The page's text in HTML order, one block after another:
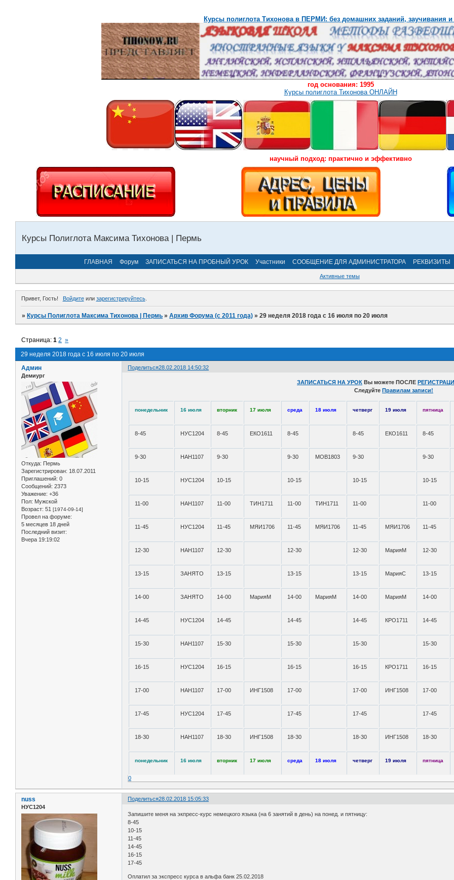
Курсы полиглота Тихонова в ПЕРМИ: без домашних заданий, заучивания и
год основания: 1995
Курсы полиглота Тихонова ОНЛАЙН
научный подход: практично и эффективно
Курсы Полиглота Максима Тихонова | Пермь
ГЛАВНАЯ Форум ЗАПИСАТЬСЯ НА ПРОБНЫЙ УРОК Участники СООБЩЕНИЕ ДЛЯ АДМИНИСТРАТОРА РЕКВИЗИТЫ
Активные темы
Привет, Гость! Войдитеили зарегистрируйтесь.
»Курсы Полиглота Максима Тихонова | Пермь »Архив Форума (с 2011 года) »29 неделя 2018 года с 16 июля по 20 июля
29 неделя 2018 года с 16 июля по 20 июля
Страница:1 2 »
Поделиться28.02.2018 14:50:32
Админ
Демиург
Откуда: Пермь
Зарегистрирован: 18.07.2011
Приглашений: 0
Сообщений: 2373
Уважение: +36
Пол: Мужской
Возраст: 51 [1974-09-14]
Провел на форуме:
5 месяцев 18 дней
Последний визит:
Вчера 19:19:02
ЗАПИСАТЬСЯ НА УРОК Вы можете ПОСЛЕ
Следуйте Правилам записи!
понедельник 16 июля вторник 17 июля среда 18 июля четверг 19 июля пятница
8-45 НУС1204 8-45 ЕКО1611 8-45 8-45 ЕКО1611 8-45
9-30 НАН1107 9-30 9-30 МОВ1803 9-30 9-30
10-15 НУС1204 10-15 10-15 10-15 10-15
11-00 НАН1107 11-00 ТИН1711 11-00 ТИН1711 11-00 11-00
11-45 НУС1204 11-45 МЯИ1706 11-45 МЯИ1706 11-45 МЯИ1706 11-45
12-30 НАН1107 12-30 12-30 12-30 МарияМ 12-30
13-15 ЗАНЯТО 13-15 13-15 13-15 МарияС 13-15
14-00 ЗАНЯТО 14-00 МарияМ 14-00 МарияМ 14-00 МарияМ 14-00
14-45 НУС1204 14-45 14-45 14-45 КРО1711 14-45
15-30 НАН1107 15-30 15-30 15-30 15-30
16-15 НУС1204 16-15 16-15 16-15 КРО1711 16-15
17-00 НАН1107 17-00 ИНГ1508 17-00 17-00 ИНГ1508 17-00
17-45 НУС1204 17-45 17-45 17-45 17-45
18-30 НАН1107 18-30 ИНГ1508 18-30 18-30 ИНГ1508 18-30
понедельник 16 июля вторник 17 июля среда 18 июля четверг 19 июля пятница
0
Поделиться28.02.2018 15:05:33
nuss
НУС1204
Запишите меня на экпресс-курс немецкого языка (на 6 занятий в день) на понед. и пятницу:
8-45
10-15
11-45
14-45
16-15
17-45
Оплатил за экспресс курса в альфа банк 25.02.2018